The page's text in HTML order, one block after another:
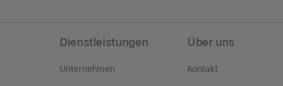
Dienstleistungen
Unternehmen
Über uns
Kontakt